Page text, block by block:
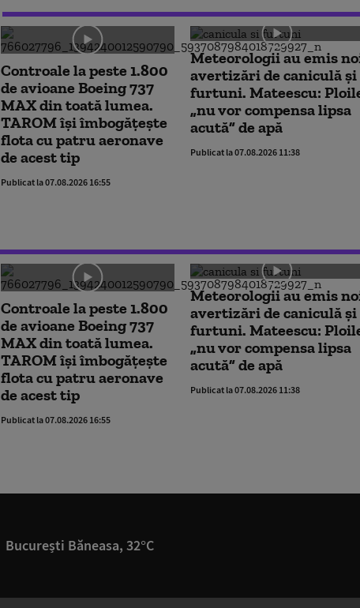
Controale la peste 1.800
de avioane Boeing 737
MAX din toată lumea.
TAROM își îmbogățește
flota cu patru aeronave
de acest tip
Publicat la 07.08.2026 16:55
Meteorologii au emis
avertizări de caniculă și
furtuni. Mateescu:
„nu vor compensa lipsa
acută” de apă
Publicat la 07.08.2026 11:38
Controale la peste 1.800
de avioane Boeing 737
MAX din toată lumea.
TAROM își îmbogățește
flota cu patru aeronave
de acest tip
Publicat la 07.08.2026 16:55
Meteorologii au emis
avertizări de caniculă și
furtuni. Mateescu:
„nu vor compensa lipsa
acută” de apă
Publicat la 07.08.2026 11:38
București Băneasa, 32°C